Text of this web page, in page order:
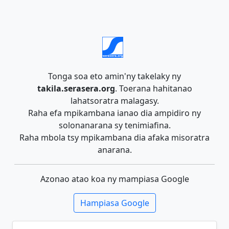
Tonga soa eto amin'ny takelaky ny
takila.serasera.org. Toerana hahitanao
lahatsoratra malagasy.
Raha efa mpikambana ianao dia ampidiro ny
solonanarana sy tenimiafina.
Raha mbola tsy mpikambana dia afaka misoratra
anarana.
Azonao atao koa ny mampiasa Google
Hampiasa Google